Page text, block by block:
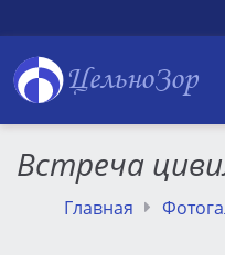
ЦельноЗор
Встреча
Главная